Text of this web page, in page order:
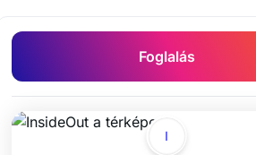
Foglalás
I